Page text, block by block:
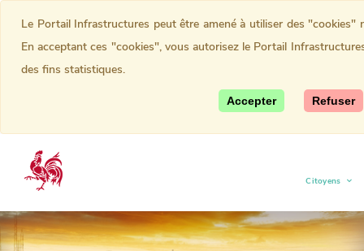
Citoyens
(current)
Le Portail Infrastructures peut être amené à utiliser des "cookies"
En acceptant ces "cookies", vous autorisez le Portail
des fins statistiques.
Accepter Refuser